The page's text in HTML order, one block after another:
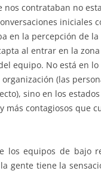
nos contrataban no
iniciales
en la percepción de la
al entrar en la
equipo. No está en
(las
sino en los
más contagiosos que
los equipos de bajo
gente tiene la